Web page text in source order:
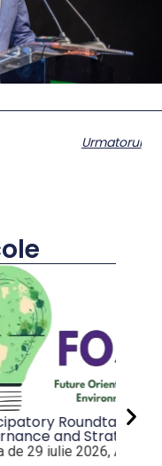
Urmatorul
on Local
Foresight
within the